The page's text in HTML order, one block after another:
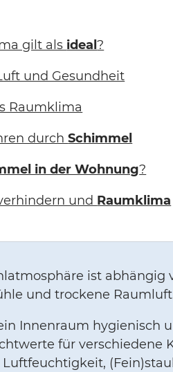
gilt als ideal?
und Gesundheit
Raumklima
durchSchimmel
in der Wohnung?
und Raumklima
ist
und trockene
Innenraum hygienisch
für